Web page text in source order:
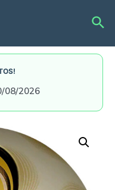
08/2026